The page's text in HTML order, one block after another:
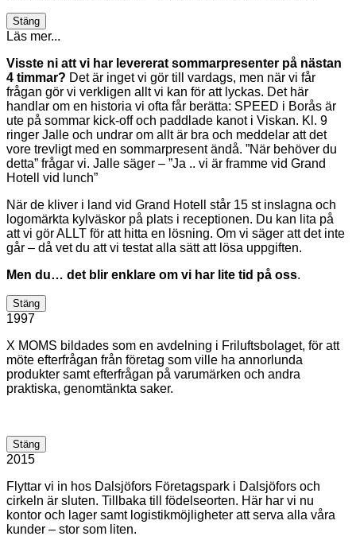
Stäng
Läs mer...
Visste ni att vi har levererat sommarpresenter på nästan
4 timmar? Det är inget vi gör till vardags, men när vi får
frågan gör vi verkligen allt vi kan för att lyckas. Det här
handlar om en historia vi ofta får berätta: SPEED i Borås är
ute på sommar kick-off och paddlade kanot i Viskan. Kl. 9
ringer Jalle och undrar om allt är bra och meddelar att det
vore trevligt med en sommarpresent ändå. ”När behöver du
detta” frågar vi. Jalle säger – ”Ja .. vi är framme vid Grand
Hotell vid lunch”
När de kliver i land vid Grand Hotell står 15 st inslagna och
logomärkta kylväskor på plats i receptionen. Du kan lita på
att vi gör ALLT för att hitta en lösning. Om vi säger att det inte
går – då vet du att vi testat alla sätt att lösa uppgiften.
Men du… det blir enklare om vi har lite tid på oss.
Stäng
1997
X MOMS bildades som en avdelning i Friluftsbolaget, för att
möte efterfrågan från företag som ville ha annorlunda
produkter samt efterfrågan på varumärken och andra
praktiska, genomtänkta saker.
Stäng
2015
Flyttar vi in hos Dalsjöfors Företagspark i Dalsjöfors och
cirkeln är sluten. Tillbaka till födelseorten. Här har vi nu
kontor och lager samt logistikmöjligheter att serva alla våra
kunder – stor som liten.